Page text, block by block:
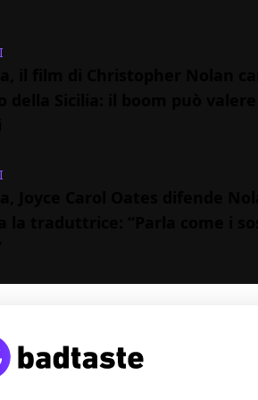
il film di Christopher Nolan
della Sicilia: il boom può valere
Joyce Carol Oates difende
la traduttrice: “Parla come i